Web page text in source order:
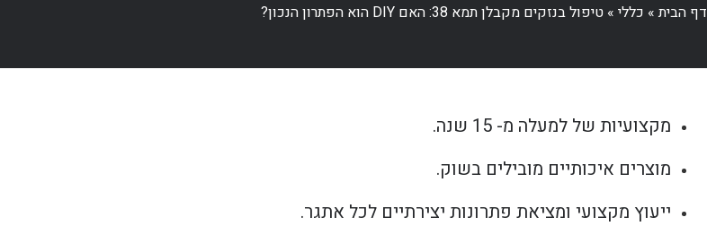
דף הבית» כללי » טיפול בנזקים מקבלן תמא 38: האם DIY הוא הפתרון הנכון?
מקצועיות של למעלה מ- 15 שנה.
מוצרים איכותיים מובילים בשוק.
ייעוץ מקצועי ומציאת פתרונות יצירתיים לכל אתגר.